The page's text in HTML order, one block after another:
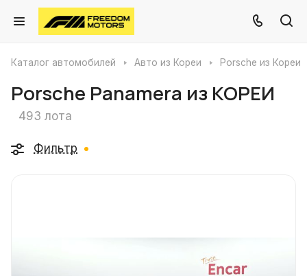
Каталог автомобилей Авто из Кореи Porsche из Кореи
Porsche Panamera из КОРЕИ
493 лота
Фильтр